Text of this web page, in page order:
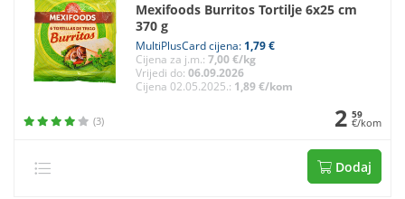
Mexifoods Burritos Tortilje 6x25 cm
370 g
MultiPlusCard cijena: 1,79 €
Cijena za j.m.:7,00 €/kg
Vrijedi do:06.09.2026
Cijena 02.05.2025.: 1,89 €/kom
(3) 2 59
€/kom
Dodaj